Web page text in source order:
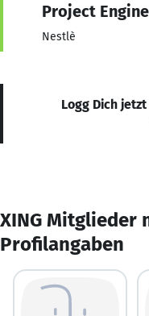
Project
Nestlè
Logg Dich
XING Mitglieder
Profilangaben